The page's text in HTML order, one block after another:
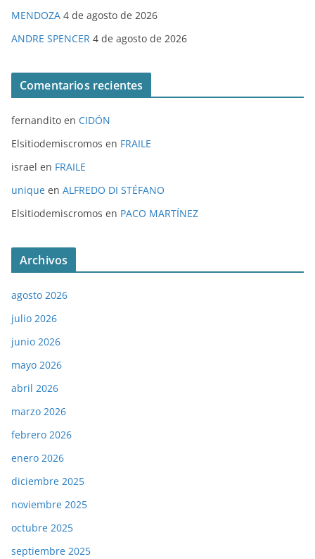
MENDOZA 4 de agosto de 2026
ANDRE SPENCER 4 de agosto de 2026
Comentarios recientes
fernandito en CIDÓN
Elsitiodemiscromos en FRAILE
israel en FRAILE
unique en ALFREDO DI STÉFANO
Elsitiodemiscromos en PACO MARTÍNEZ
Archivos
agosto 2026
julio 2026
junio 2026
mayo 2026
abril 2026
marzo 2026
febrero 2026
enero 2026
diciembre 2025
noviembre 2025
octubre 2025
septiembre 2025